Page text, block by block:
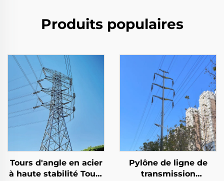
Produits populaires
Tours d'angle en acier
à haute stabilité Tours
Pylône de ligne de
transmission